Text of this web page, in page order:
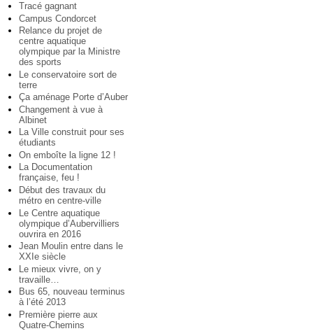
Tracé gagnant
Campus Condorcet
Relance du projet de
centre aquatique
olympique par la Ministre
des sports
Le conservatoire sort de
terre
Ça aménage Porte d’Auber
Changement à vue à
Albinet
La Ville construit pour ses
étudiants
On emboîte la ligne 12 !
La Documentation
française, feu !
Début des travaux du
métro en centre-ville
Le Centre aquatique
olympique d’Aubervilliers
ouvrira en 2016
Jean Moulin entre dans le
XXIe siècle
Le mieux vivre, on y
travaille…
Bus 65, nouveau terminus
à l’été 2013
Première pierre aux
Quatre-Chemins